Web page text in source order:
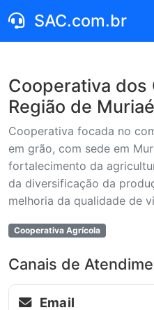
SAC.com.br
Cooperativa dos
Região de
Cooperativa focada no
em grão, com sede em
fortalecimento da
da diversificação da
melhoria da qualidade de
Cooperativa Agrícola
Canais de
Email